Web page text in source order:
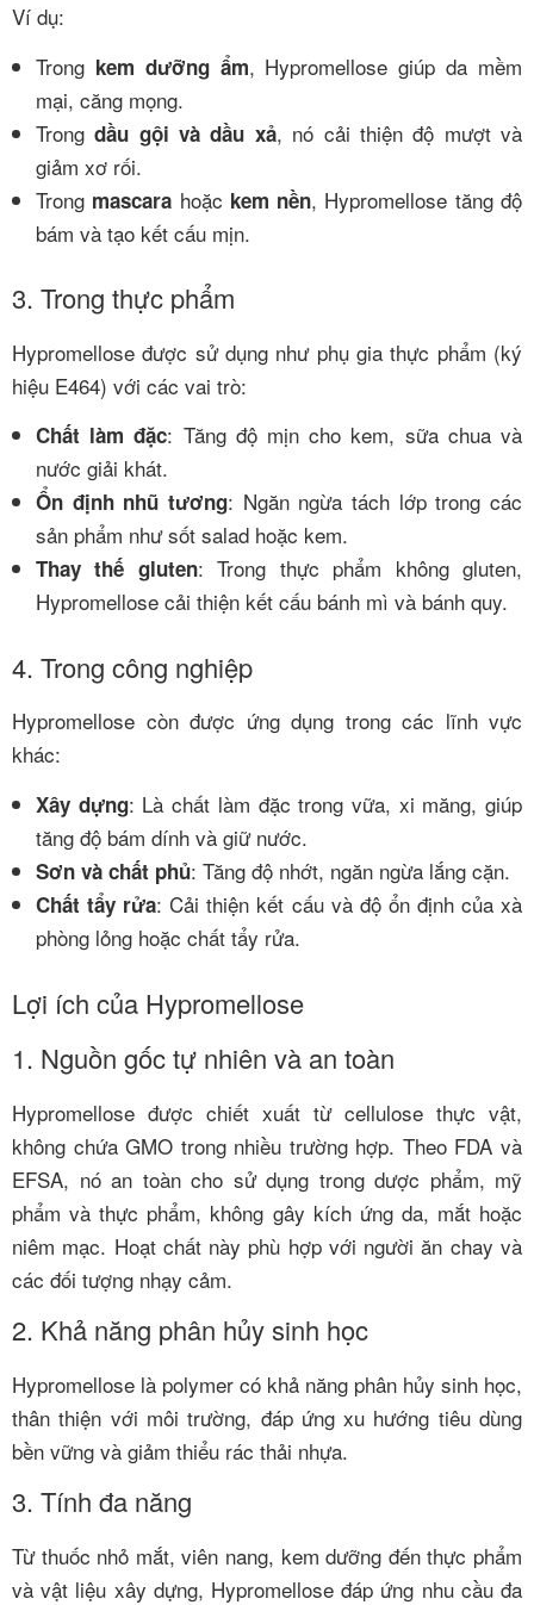
Ví dụ:
Trong kem dưỡng ẩm, Hypromellose giúp da mềm
mại, căng mọng.
Trongdầu gội và dầu xả, nó cải thiện độ mượt và
giảm xơ rối.
Trong mascara hoặc kem nền, Hypromellose tăng độ
bám và tạo kết cấu mịn.
3. Trong thực phẩm
Hypromellose được sử dụng như phụ gia thực phẩm (ký
hiệu E464) với các vai trò:
Chất làm đặc: Tăng độ mịn cho kem, sữa chua và
nước giải khát.
Ổn định nhũ tương: Ngăn ngừa tách lớp trong các
sản phẩm như sốt salad hoặc kem.
Thay thế gluten: Trong thực phẩm không gluten,
Hypromellose cải thiện kết cấu bánh mì và bánh quy.
4. Trong công nghiệp
Hypromellose còn được ứng dụng trong các lĩnh vực
khác:
Xây dựng: Là chất làm đặc trong vữa, xi măng, giúp
tăng độ bám dính và giữ nước.
Sơn và chất phủ: Tăng độ nhớt, ngăn ngừa lắng cặn.
Chất tẩy rửa: Cải thiện kết cấu và độ ổn định của xà
phòng lỏng hoặc chất tẩy rửa.
Lợi ích của Hypromellose
1. Nguồn gốc tự nhiên và an toàn
Hypromellose được chiết xuất từ cellulose thực vật,
không chứa GMO trong nhiều trường hợp. Theo FDA và
EFSA, nó an toàn cho sử dụng trong dược phẩm, mỹ
phẩm và thực phẩm, không gây kích ứng da, mắt hoặc
niêm mạc. Hoạt chất này phù hợp với người ăn chay và
các đối tượng nhạy cảm.
2. Khả năng phân hủy sinh học
Hypromellose là polymer có khả năng phân hủy sinh học,
thân thiện với môi trường, đáp ứng xu hướng tiêu dùng
bền vững và giảm thiểu rác thải nhựa.
3. Tính đa năng
Từ thuốc nhỏ mắt, viên nang, kem dưỡng đến thực phẩm
và vật liệu xây dựng, Hypromellose đáp ứng nhu cầu đa